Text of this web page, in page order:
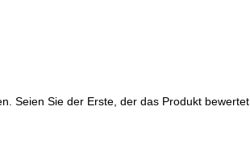
Seien Sie der Erste, der das Produkt bewertet.